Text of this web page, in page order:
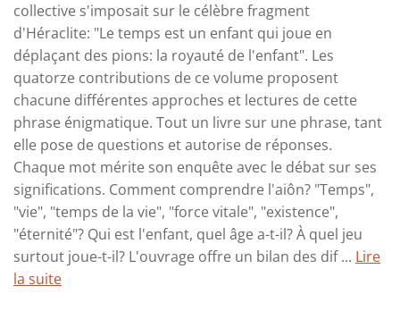
collective s'imposait sur le célèbre fragment
d'Héraclite: "Le temps est un enfant qui joue en
déplaçant des pions: la royauté de l'enfant". Les
quatorze contributions de ce volume proposent
chacune différentes approches et lectures de cette
phrase énigmatique. Tout un livre sur une phrase, tant
elle pose de questions et autorise de réponses.
Chaque mot mérite son enquête avec le débat sur ses
significations. Comment comprendre l'aiôn? "Temps",
"vie", "temps de la vie", "force vitale", "existence",
"éternité"? Qui est l'enfant, quel âge a-t-il? À quel jeu
surtout joue-t-il? L'ouvrage offre un bilan des dif ... Lire
la suite